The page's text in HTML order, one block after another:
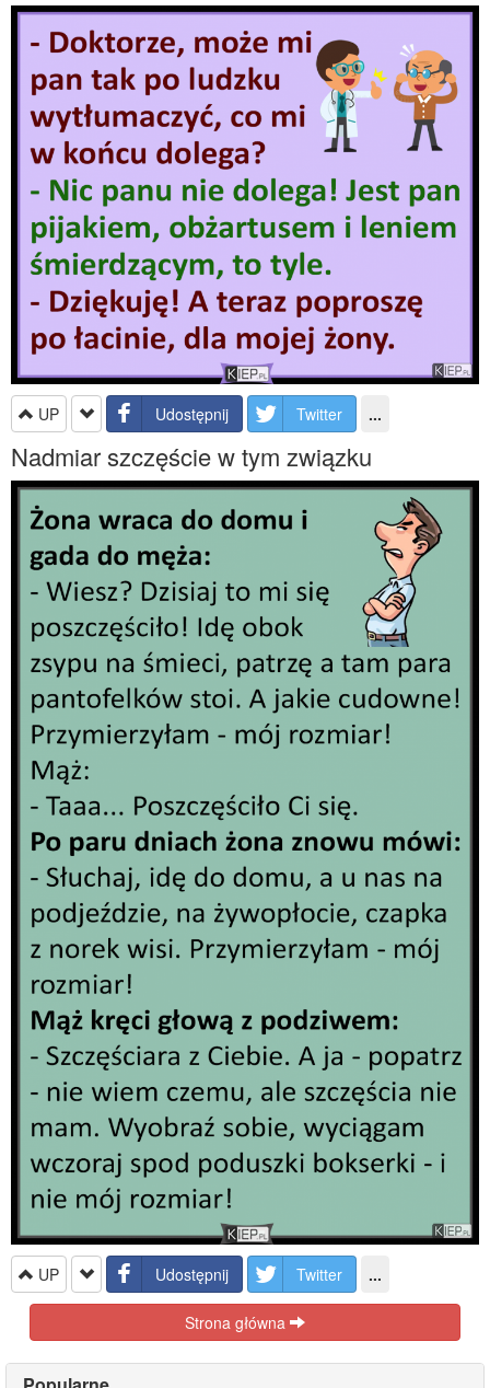
UP Udostępnij Twitter ...
Nadmiar szczęście w tym związku
UP Udostępnij Twitter ...
Strona główna